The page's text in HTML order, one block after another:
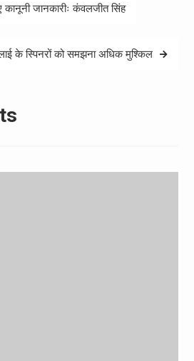
कानूनी जानकारीः कंवलजीत सिंह
के स्पिनरों को समझना अधिक मुश्किल